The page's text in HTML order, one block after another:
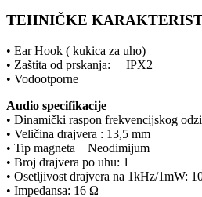
TEHNIČKE
• Ear Hook ( kukica za uho)
• Zaštita od prskanja: IPX2
• Vodootporne
Audio specifikacije
• Dinamički raspon frekvencijskog
• Veličina drajvera : 13,5 mm
• Tip magneta Neodimijum
• Broj drajvera po uhu: 1
• Osetljivost drajvera na 1kHz/1mW:
• Impedansa: 16 Ω